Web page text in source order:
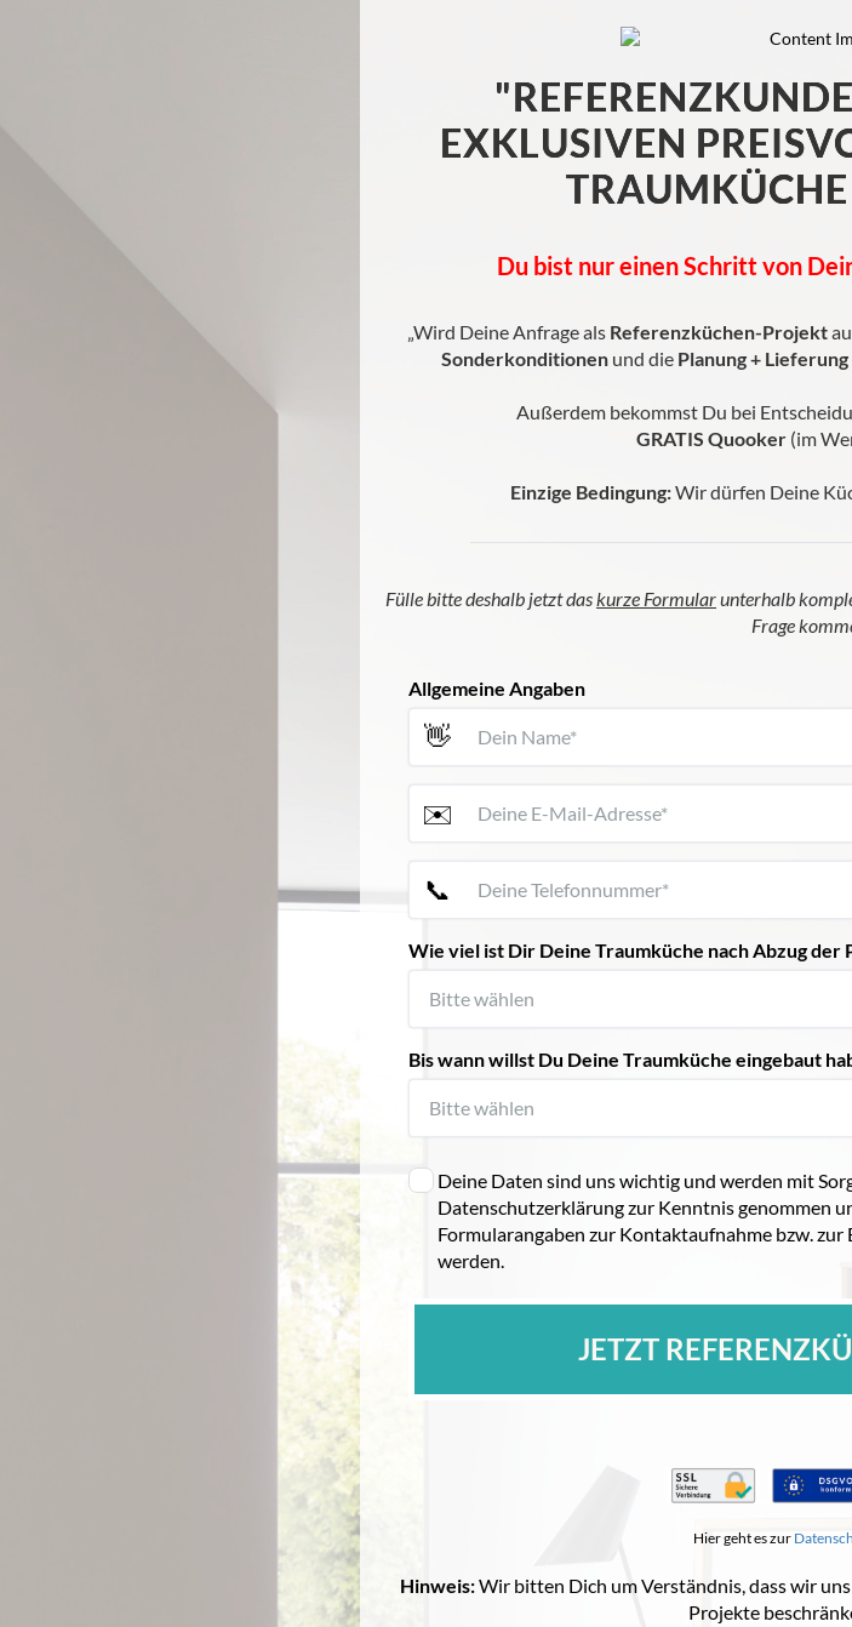
EXKLUSIVEN
Du bist nur einen Schritt von
„Wird Deine Anfrage als Referenzküchen-Projekt
Sonderkonditionenund die Planung +
Außerdem bekommst Du bei
GRATIS Quooker(im
Einzige Bedingung:Wir dürfen Deine
Fülle bitte deshalb jetzt daskurze Formularunterhalb
Frage
Allgemeine Angaben
👋
✉️
📞
Wie viel ist Dir Deine Traumküche nach Abzug der
Bis wann willst Du Deine Traumküche eingebaut
Deine Daten sind uns wichtig und werden mit
Datenschutzerklärung zur Kenntnis genommen
Formularangaben zur Kontaktaufnahme bzw.
werden.
JETZT
Hier geht es zur
Hinweis:Wir bitten Dich um Verständnis, dass wir
Projekte